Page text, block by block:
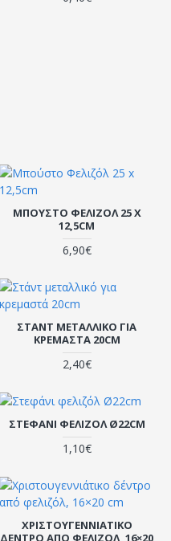
ΜΠΟΎΣΤΟ ΦΕΛΙΖΌΛ 25 X
12,5CM
6,90€
ΣΤΆΝΤ ΜΕΤΑΛΛΙΚΌ ΓΙΑ
ΚΡΕΜΑΣΤΆ 20CM
2,40€
ΣΤΕΦΆΝΙ ΦΕΛΙΖΌΛ Ø22CM
1,10€
ΧΡΙΣΤΟΥΓΕΝΝΙΆΤΙΚΟ
ΔΈΝΤΡΟ ΑΠΌ ΦΕΛΙΖΌΛ, 16×20